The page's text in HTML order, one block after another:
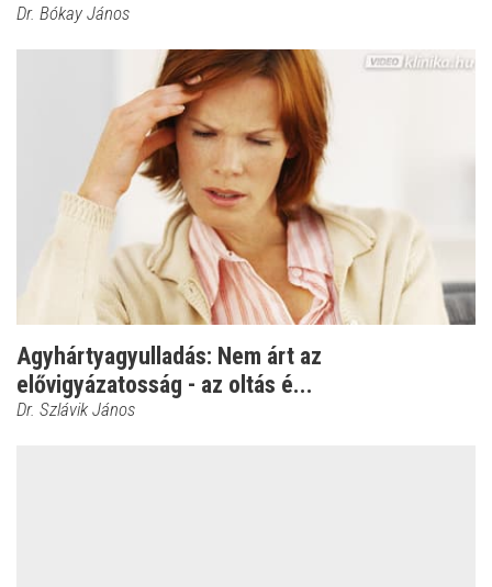
Dr. Bókay János
Agyhártyagyulladás: Nem árt az
elővigyázatosság - az oltás é...
Dr. Szlávik János